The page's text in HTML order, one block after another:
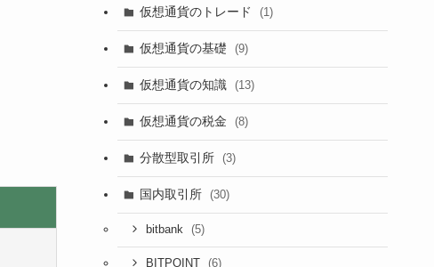
仮想通貨のトレード (1)
仮想通貨の基礎 (9)
仮想通貨の知識 (13)
仮想通貨の税金 (8)
分散型取引所 (3)
国内取引所 (30)
bitbank (5)
BITPOINT (6)